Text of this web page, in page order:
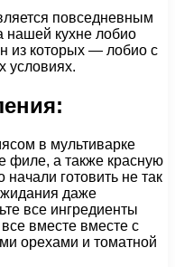
повседневным
нашей кухне лобио
из которых — лобио с
условиях.
в мультиварке
филе, а также красную
готовить не так
даже
все ингредиенты
вместе вместе с
орехами и томатной